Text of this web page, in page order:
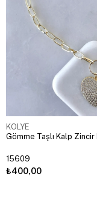
KOLYE
Gömme Taşlı Kalp Zincir
15609
₺400,00